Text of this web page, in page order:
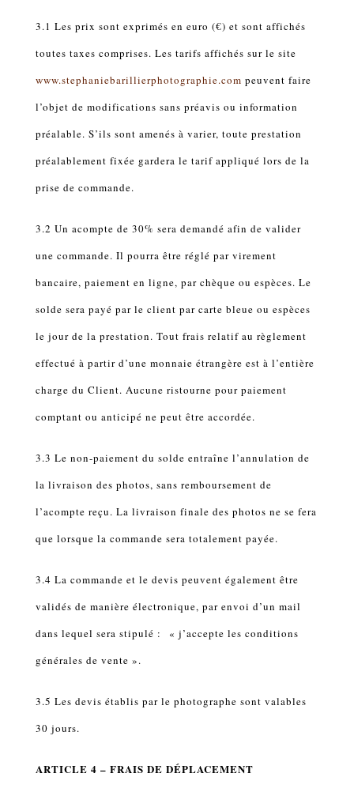
3.1 Les prix sont exprimés en euro (€) et sont affichés
toutes taxes comprises. Les tarifs affichés sur le site
www.stephaniebarillierphotographie.com peuvent faire
l’objet de modifications sans préavis ou information
préalable. S’ils sont amenés à varier, toute prestation
préalablement fixée gardera le tarif appliqué lors de la
prise de commande.
3.2 Un acompte de 30% sera demandé afin de valider
une commande. Il pourra être réglé par virement
bancaire, paiement en ligne, par chèque ou espèces. Le
solde sera payé par le client par carte bleue ou espèces
le jour de la prestation. Tout frais relatif au règlement
effectué à partir d’une monnaie étrangère est à l’entière
charge du Client. Aucune ristourne pour paiement
comptant ou anticipé ne peut être accordée.
3.3 Le non-paiement du solde entraîne l’annulation de
la livraison des photos, sans remboursement de
l’acompte reçu. La livraison finale des photos ne se fera
que lorsque la commande sera totalement payée.
3.4 La commande et le devis peuvent également être
validés de manière électronique, par envoi d’un mail
dans lequel sera stipulé : « j’accepte les conditions
générales de vente ».
3.5 Les devis établis par le photographe sont valables
30 jours.
ARTICLE 4 – FRAIS DE DÉPLACEMENT